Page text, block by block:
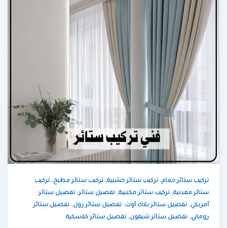
تركيب ستائر حمام,تركيب ستائر خشبية,تركيب ستائر مطبخ,تركيب
ستائر معدنية,تركيب ستائر مكتبية,تفصيل ستائر,تفصيل ستائر
أمريكي,تفصيل ستائر بلاك أوت,تفصيل ستائر رول,تفصيل ستائر
روماني,تفصيل ستائر شيفون,تفصيل ستائر كلاسكية